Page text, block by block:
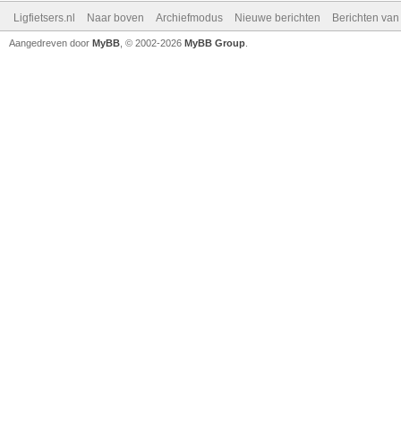
Ligfietsers.nl Naar boven Archiefmodus Nieuwe berichten Berichten
Aangedreven door MyBB , © 2002-2026 MyBB Group